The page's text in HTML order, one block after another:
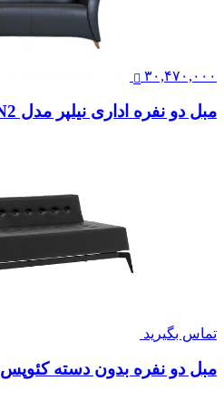
۳۰,۴۷۰,۰۰۰
مبل دو نفره اداری نیلپر مدل OSS 726N2
تماس بگیرید
مبل دو نفره بدون دسته کئوپس